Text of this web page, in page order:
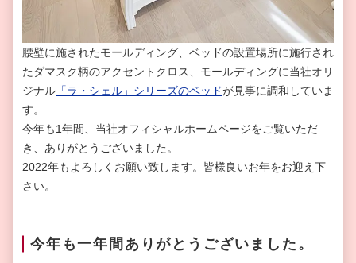
腰壁に施されたモールディング、ベッドの設置場所に施行され
たダマスク柄のアクセントクロス、モールディングに当社オリ
ジナル 「ラ・シェル」シリーズのベッドが見事に調和していま
す。
今年も1年間、当社オフィシャルホームページをご覧いただ
き、ありがとうございました。
2022年もよろしくお願い致します。皆様良いお年をお迎え下
さい。
今年も一年間ありがとうございました。